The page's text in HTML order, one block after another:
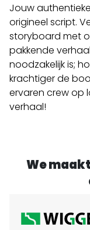
Jouw
origineel script.
storyboard met
pakkende
noodzakelijk is;
krachtiger de
ervaren crew op
verhaal!
We